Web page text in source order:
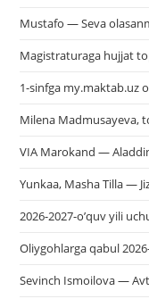
Mustafo — Seva
Magistraturaga hujjat
1-sinfga my.maktab.uz
Milena Madmusayeva,
VIA Marokand —
Yunkaa, Masha Tilla —
2026-2027-o’quv yili
Oliygohlarga qabul
Sevinch Ismoilova —